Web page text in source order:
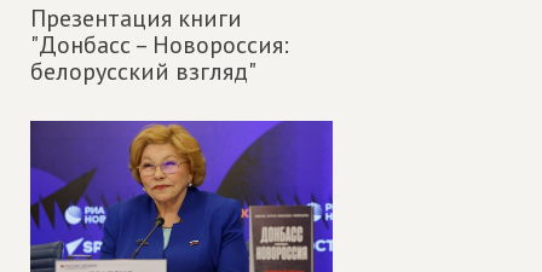
Презентация книги
"Донбасс – Новороссия:
белорусский взгляд"